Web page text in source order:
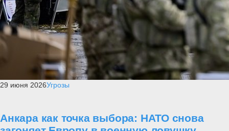
29 июня 2026Угрозы
Анкара как точка выбора: НАТО снова